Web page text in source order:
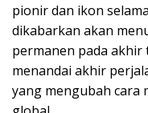
pionir dan ikon
dikabarkan akan
permanen pada
menandai akhir
yang mengubah cara